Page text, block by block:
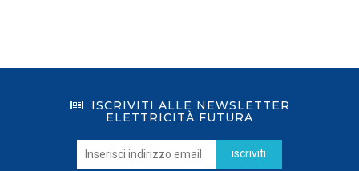
ISCRIVITI ALLE NEWSLETTER
ELETTRICITÀ FUTURA
iscriviti